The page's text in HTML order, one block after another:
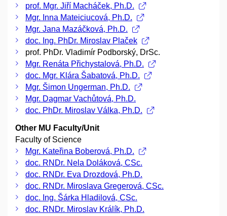
prof. Mgr. Jiří Macháček, Ph.D.
Mgr. Inna Mateiciucová, Ph.D.
Mgr. Jana Mazáčková, Ph.D.
doc. Ing. PhDr. Miroslav Plaček
prof. PhDr. Vladimír Podborský, DrSc.
Mgr. Renáta Přichystalová, Ph.D.
doc. Mgr. Klára Šabatová, Ph.D.
Mgr. Šimon Ungerman, Ph.D.
Mgr. Dagmar Vachůtová, Ph.D.
doc. PhDr. Miroslav Válka, Ph.D.
Other MU Faculty/Unit
Faculty of Science
Mgr. Kateřina Boberová, Ph.D.
doc. RNDr. Nela Doláková, CSc.
doc. RNDr. Eva Drozdová, Ph.D.
doc. RNDr. Miroslava Gregerová, CSc.
doc. Ing. Šárka Hladilová, CSc.
doc. RNDr. Miroslav Králík, Ph.D.